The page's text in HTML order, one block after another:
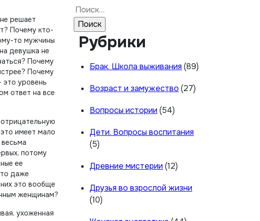
решает
Почему кто-
то мужчины
девушка не
Почему
Почему
это уровень
ответ на все
имеет мало
потому
ее
даже
это вообще
женщинам?
ухоженная
Найти:
Рубрики
Брак. Школа выживания (89)
Возраст и замужество (27)
Вопросы истории (54)
Дети. Вопросы воспитания
(5)
Древние мистерии (12)
Друзья во взрослой жизни
(10)